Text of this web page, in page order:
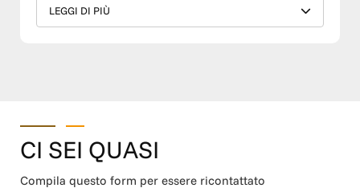
MANUALE Accessori: CERCHI IN LEGA, AUTORADIO,
BLUETOOTH, CD, MP3, FENDINEBBIA, SEDILE
nostre auto sono tenute in maniera accurata e vengono
LEGGI DI PIÙ
CI SEI QUASI
Compila questo form per essere ricontattato